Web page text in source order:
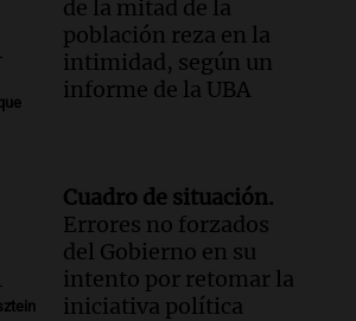
en 2021
de la mitad de la
población reza en la
intimidad, según un
informe de la UBA
Cuadro de situación.
Errores no forzados
del Gobierno en su
intento por retomar la
iniciativa política